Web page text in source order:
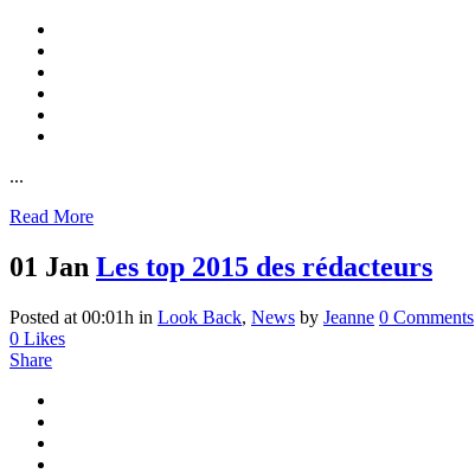
...
Read More
01 Jan Les top 2015 des rédacteurs
Posted at 00:01h in Look Back, News by Jeanne 0 Comments
0 Likes
Share